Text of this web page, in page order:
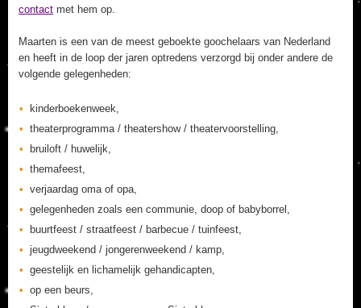
contact met hem op.
Maarten is een van de meest geboekte goochelaars van Nederland
en heeft in de loop der jaren optredens verzorgd bij onder andere de
volgende gelegenheden:
kinderboekenweek,
theaterprogramma / theatershow / theatervoorstelling,
bruiloft / huwelijk,
themafeest,
verjaardag oma of opa,
gelegenheden zoals een communie, doop of babyborrel,
buurtfeest / straatfeest / barbecue / tuinfeest,
jeugdweekend / jongerenweekend / kamp,
geestelijk en lichamelijk gehandicapten,
op een beurs,